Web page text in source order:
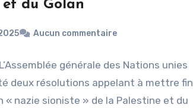
et du Golan
Aucun commentaire
générale des Nations unies
deux résolutions appelant à mettre fin
« nazie sioniste » de la Palestine et du